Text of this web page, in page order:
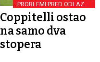
PROBLEMI PRED ODLAZAK
NA MAKSIMIR
Coppitelli ostao
na samo dva
stopera